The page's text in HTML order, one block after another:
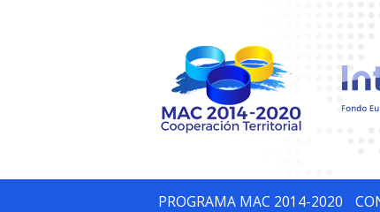
PROGRAMA MAC 2014-2020